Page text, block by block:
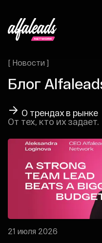
[ Новости ]
Блог
О трендах в рынке
От тех, кто их задает.
21 июля 2026